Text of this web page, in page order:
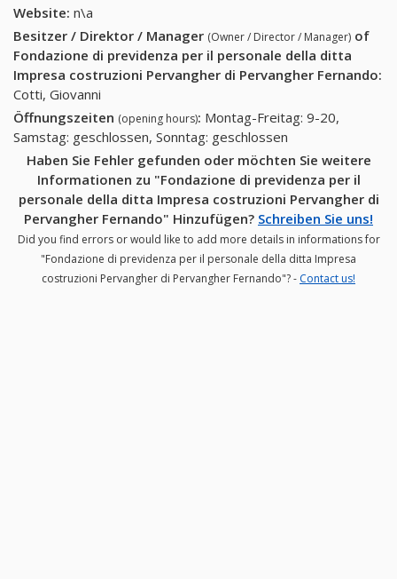
Website: n\a
Besitzer / Direktor / Manager (Owner / Director / Manager) of
Fondazione di previdenza per il personale della ditta
Impresa costruzioni Pervangher di Pervangher Fernando:
Cotti, Giovanni
Öffnungszeiten (opening hours): Montag-Freitag: 9-20,
Samstag: geschlossen, Sonntag: geschlossen
Haben Sie Fehler gefunden oder möchten Sie weitere
Informationen zu "Fondazione di previdenza per il
personale della ditta Impresa costruzioni Pervangher di
Pervangher Fernando" Hinzufügen? Schreiben Sie uns!
Did you find errors or would like to add more details in informations for
"Fondazione di previdenza per il personale della ditta Impresa
costruzioni Pervangher di Pervangher Fernando"? - Contact us!